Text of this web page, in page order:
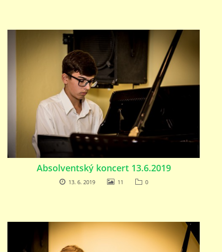
ZAMĚSTNÁNÍ
ZUŠ Pohořelice
Školní 462
Pohořelice
Absolventský koncert 13.6.2019
13. 6. 2019 11 0